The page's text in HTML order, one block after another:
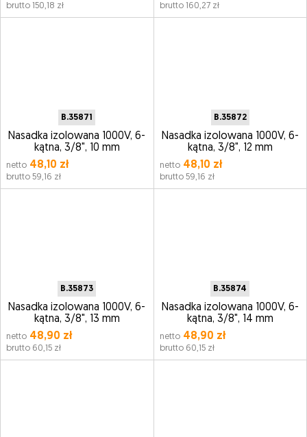
brutto 150,18 zł brutto 160,27 zł
B.35871
Nasadka izolowana 1000V, 6-
kątna, 3/8", 10 mm
netto 48,10 zł
brutto 59,16 zł
B.35872
Nasadka izolowana 1000V, 6-
kątna, 3/8", 12 mm
netto48,10 zł
brutto 59,16 zł
B.35873
Nasadka izolowana 1000V, 6-
kątna, 3/8", 13 mm
netto 48,90 zł
brutto 60,15 zł
B.35874
Nasadka izolowana 1000V, 6-
kątna, 3/8", 14 mm
netto48,90 zł
brutto 60,15 zł